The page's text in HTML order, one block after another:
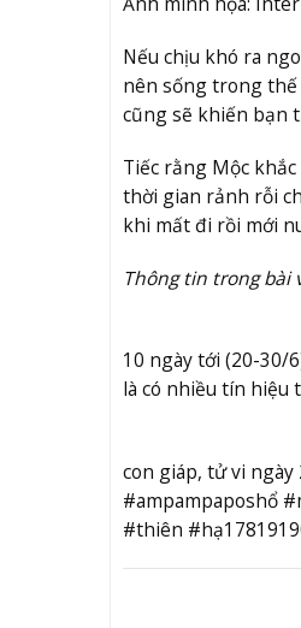
Nếu chịu khó ra
nên sống trong thế
cũng sẽ khiến bạn
Tiếc rằng Mộc
thời gian rảnh rỗi
khi mất đi rồi mới
Thông tin trong bài
10 ngày tới (20-30/
là có nhiều tín hiệu
con giáp, tử vi
#ampampaposhổ
#thiên